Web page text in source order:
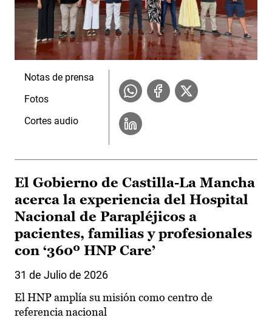
Notas de prensa
Fotos
Cortes audio
El Gobierno de Castilla-La Mancha
acerca la experiencia del Hospital
Nacional de Parapléjicos a
pacientes, familias y profesionales
con ‘360º HNP Care’
31 de Julio de 2026
El HNP amplía su misión como centro de
referencia nacional